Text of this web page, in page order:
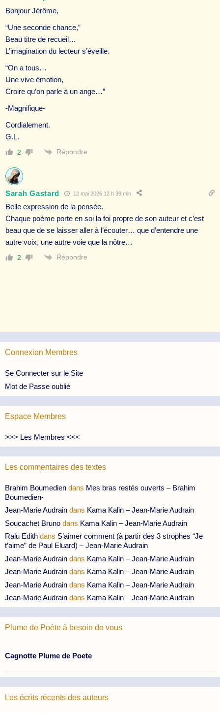
Bonjour Jérôme,
“Une seconde chance,”
Beau titre de recueil…
L’imagination du lecteur s’éveille.
“On a tous…
Une vive émotion,
Croire qu’on parle à un ange…”
-Magnifique-
Cordialement.
G.L.
2 Répondre
Sarah Gastard 12 mai 2026 12 h 39 min
Belle expression de la pensée.
Chaque poème porte en soi la foi propre de son auteur et c’est
beau que de se laisser aller à l’écouter… que d’entendre une
autre voix, une autre voie que la nôtre…
2 Répondre
Connexion Membres
Se Connecter sur le Site
Mot de Passe oublié
Espace Membres
>>> Les Membres <<<
Les commentaires des textes
Brahim Boumedien dans Mes bras restés ouverts – Brahim
Boumedien-
Jean-Marie Audrain dans Kama Kalin – Jean-Marie Audrain
Soucachet Bruno dans Kama Kalin – Jean-Marie Audrain
Ralu Edith dans S’aimer comment (à partir des 3 strophes “Je
t’aime” de Paul Eluard) – Jean-Marie Audrain
Jean-Marie Audrain dans Kama Kalin – Jean-Marie Audrain
Jean-Marie Audrain dans Kama Kalin – Jean-Marie Audrain
Jean-Marie Audrain dans Kama Kalin – Jean-Marie Audrain
Jean-Marie Audrain dans Kama Kalin – Jean-Marie Audrain
Plume de Poète à besoin de vous
Cagnotte Plume de Poete
Les écrits récents des auteurs